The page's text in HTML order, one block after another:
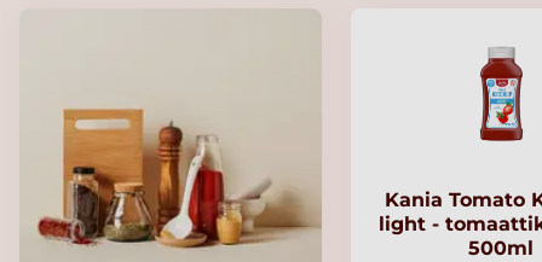
Kania Tomato
light -
500ml